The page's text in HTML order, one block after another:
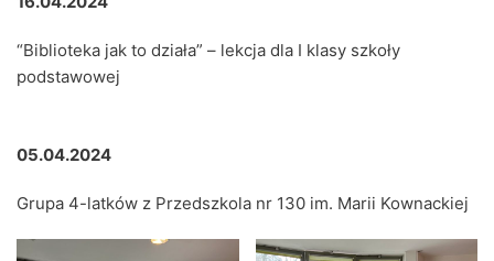
“Biblioteka jak to działa” – lekcja dla I klasy szkoły
podstawowej
05.04.2024
Grupa 4-latków z Przedszkola nr 130 im. Marii Kownackiej